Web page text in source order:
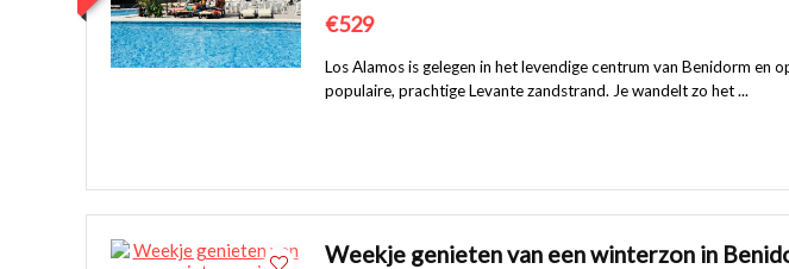
€529
Los Alamos is gelegen in het levendige centrum van Benidorm en
populaire, prachtige Levante zandstrand. Je wandelt zo het ...
Weekje genieten van een winterzon in